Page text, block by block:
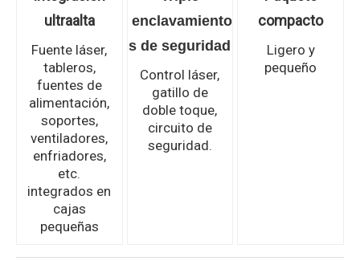
ultraalta
Fuente láser,
tableros,
fuentes de
alimentación,
soportes,
ventiladores,
enfriadores,
etc.
integrados en
cajas
pequeñas
enclavamiento
s de seguridad
Control láser,
gatillo de
doble toque,
circuito de
seguridad.
compacto
Ligero y
pequeño